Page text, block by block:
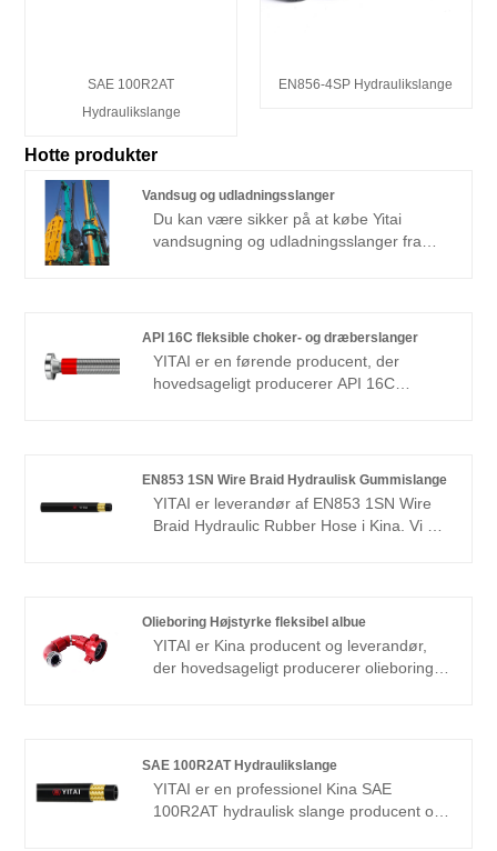
SAE 100R2AT
Hydraulikslange
EN856-4SP Hydraulikslange
Hotte produkter
Vandsug og udladningsslanger
Du kan være sikker på at købe Yitai
vandsugning og udladningsslanger fra
Det kan transportere slurrier, der
indeholder 30% -40% sand og grus.
API 16C fleksible choker- og dræberslanger
YITAI er en førende producent, der
hovedsageligt producerer API 16C
EN853 1SN Wire Braid Hydraulisk Gummislange
YITAI er leverandør af EN853 1SN Wire
Braid Hydraulic Rubber Hose i Kina. Vi har
europæiske og amerikanske markeder. Vi
ser frem til at blive din langsigtede partner
i Kina.
Olieboring Højstyrke fleksibel albue
YITAI er Kina producent og leverandør,
der hovedsageligt producerer olieboring
produkter har en god prisfordel og dækker
de fleste af de europæiske og
amerikanske markeder. Vi ser frem til at
blive din langsigtede partner i Kina.
SAE 100R2AT Hydraulikslange
YITAI er en professionel Kina SAE
100R2AT hydraulisk slange producent og